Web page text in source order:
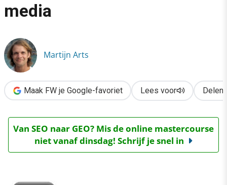
Asociale media: 10 kanttekeningen bij social media
media
Martijn Arts
Maak FW je Google-favoriet Lees voor Delen
Van SEO naar GEO? Mis de online mastercourse
niet vanaf dinsdag! Schrijf je snel in